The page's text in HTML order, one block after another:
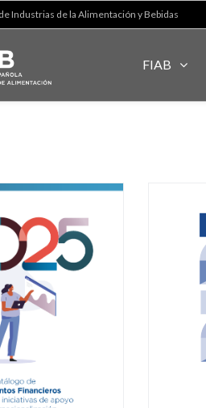
Industrias de la Alimentación y Bebidas
FIAB